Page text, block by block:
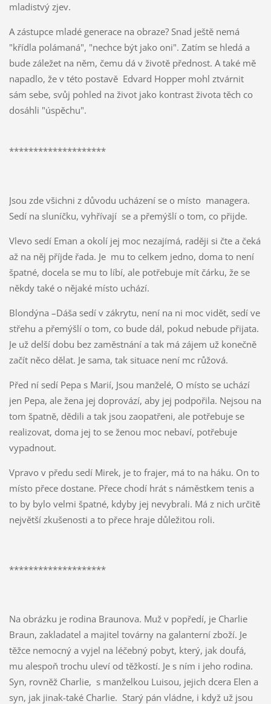
mladistvý zjev.
A zástupce mladé generace na obraze? Snad ještě nemá
"křídla polámaná", "nechce být jako oni". Zatím se hledá a
bude záležet na něm, čemu dá v životě přednost. A také mě
napadlo, že v této postavě Edvard Hopper mohl ztvárnit
sám sebe, svůj pohled na život jako kontrast života těch co
dosáhli "úspěchu".
********************
Jsou zde všichni z důvodu ucházení se o místo managera.
Sedí na sluníčku, vyhřívají se a přemýšlí o tom, co přijde.
Vlevo sedí Eman a okolí jej moc nezajímá, raději si čte a čeká
až na něj příjde řada. Je mu to celkem jedno, doma to není
špatné, docela se mu to líbí, ale potřebuje mít čárku, že se
někdy také o nějaké místo uchází.
Blondýna –Dáša sedí v zákrytu, není na ni moc vidět, sedí ve
střehu a přemýšlí o tom, co bude dál, pokud nebude přijata.
Je už delší dobu bez zaměstnání a tak má zájem už konečně
začít něco dělat. Je sama, tak situace není mc růžová.
Před ní sedí Pepa s Marií, Jsou manželé, O místo se uchází
jen Pepa, ale žena jej doprovází, aby jej podpořila. Nejsou na
tom špatně, dědili a tak jsou zaopatřeni, ale potřebuje se
realizovat, doma jej to se ženou moc nebaví, potřebuje
vypadnout.
Vpravo v předu sedí Mirek, je to frajer, má to na háku. On to
místo přece dostane. Přece chodí hrát s náměstkem tenis a
to by bylo velmi špatné, kdyby jej nevybrali. Má z nich určitě
největší zkušenosti a to přece hraje důležitou roli.
********************
Na obrázku je rodina Braunova. Muž v popředí, je Charlie
Braun, zakladatel a majitel továrny na galanterní zboží. Je
těžce nemocný a vyjel na léčebný pobyt, který, jak doufá,
mu alespoň trochu uleví od těžkostí. Je s ním i jeho rodina.
Syn, rovněž Charlie, s manželkou Luisou, jejich dcera Elen a
syn, jak jinak-také Charlie. Starý pán vládne, i když už jsou